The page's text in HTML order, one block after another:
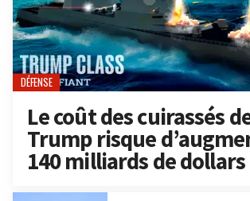
DÉFENSE
Le coût des cuirassés
Trump risque
140 milliards de dollars